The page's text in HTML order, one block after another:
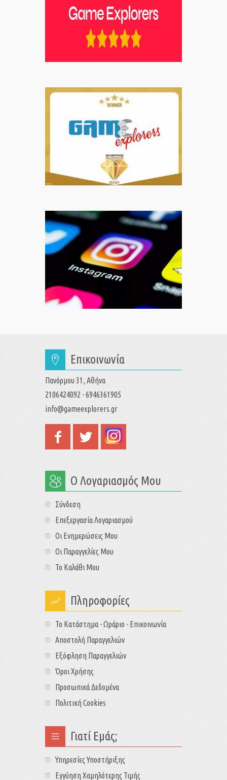
Επικοινωνία
Πανόρμου 31, Αθήνα
2106424092 - 6946361905
info@gameexplorers.gr
Ο Λογαριασμός Μου
Σύνδεση
Επεξεργασία Λογαριασμού
Οι Ενημερώσεις Μου
Οι Παραγγελίες Μου
Το Καλάθι Μου
Πληροφορίες
Το Κατάστημα - Ωράριο - Επικοινωνία
Αποστολή Παραγγελιών
Εξόφληση Παραγγελιών
Όροι Χρήσης
Προσωπικά Δεδομένα
Πολιτική Cookies
Γιατί Εμάς;
Υπηρεσίες Υποστήριξης
Εγγύηση Χαμηλότερης Τιμής